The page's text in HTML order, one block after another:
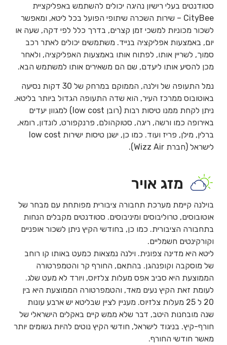
סטודנטים בעלי רישיון נהיגה יכולים להשתמש באפליקציית
CityBee – שירות השכרה שיתופי הפועל בכל ליטא, ומאפשר
לשכור מכוניות למשכי זמן קצרים, בדרך כלל לפי דקה, שעה או
יום, באמצעות אפליקציה בנייד. משתמשים יכולים לאתר רכב
סמוך, לשריין אותו, לפתוח אותו באמצעות האפליקציה, ולאחר
מכן להסיע אותו ליעדם, שם הם משאירים אותו למשתמש הבא.
נמל התעופה של וילנה, הממוקם במרחק של 30 דקות נסיעה
באוטובוס ממרכז העיר, הוא שדה התעופה הגדול ביותר בליטא.
ניתן לקחת ממנו טיסות רבות (רובן low cost) למגוון יעדים
באירופה כמו ורשה, ריגה, סטוקהולם, פרנקפורט, לונדון, רומא,
ברלין, מילן, פריז ועוד. כמו כן, ישנן טיסות ישירות low cost
לישראל (חברת Wizz Air).
מזג אויר
בוילנה קיימת מערכת תחבורה ציבורית מפותחת עם מבחר של
אוטובוסים, טרוליבוסים ומיניבוסים. סטודנטים מקבלים הנחות
בתחבורה הציבורית. כמו כן, בחודשי הקיץ ניתן לשכור אופניים
וקורקינטים חשמליים.
ליטא היא מדינה צפונית. וילנה נמצאות כמעט באותו קו רוחב
של מוסקבה וקופנהגן. בהתאם, החורף קר והטמפרטורה
הממוצעת היא סביב אפס מעלות צלזיוס, ויורד לא מעט שלג.
לעומת זאת הקיץ נעים מאד, והטמפרטורה הממוצעת היא בין
20 ל 25 מעלות צלזיוס. מעניין לציין שבליטא יש ארבע עונות
שנה מובחנות היטב, דבר שלא ממש קיים באקלים הישראלי של
חורף-קיץ. בניגוד לישראל, חודשי הקיץ נוטים להיות גשומים יותר
מאשר חודשי החורף.